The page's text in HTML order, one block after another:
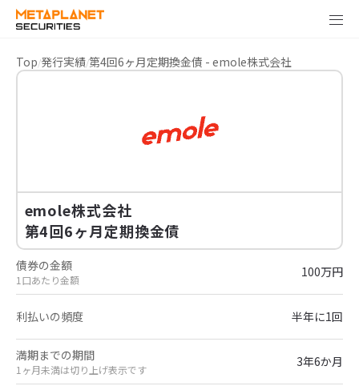
Top 発行実績 第4回6ヶ月定期換金債 - emole株式会社
emole株式会社
第4回6ヶ月定期換金債
債券の金額
1口あたり金額 100万円
利払いの頻度 半年に1回
満期までの期間
1ヶ月未満は切り上げ表示です 3年6か月